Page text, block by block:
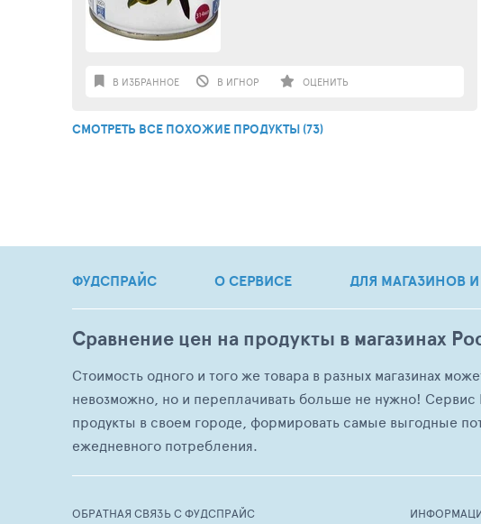
В ИЗБРАННОЕ В ИГНОР ОЦЕНИТЬ
СМОТРЕТЬ ВСЕ ПОХОЖИЕ ПРОДУКТЫ (73)
ФУДСПРАЙС О СЕРВИСЕ ДЛЯ МАГАЗИНОВ
Сравнение цен на продукты в магазинах
Стоимость одного и того же товара в разных магазинах
невозможно, но и переплачивать больше не нужно!
продукты в своем городе, формировать самые выгодные
ежедневного потребления.
ОБРАТНАЯ СВЯЗЬ С ФУДСПРАЙС